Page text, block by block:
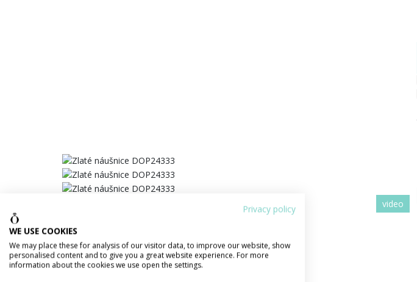
video
Privacy policy
WE USE COOKIES
We may place these for analysis of our visitor data, to improve our website, show
personalised content and to give you a great website experience. For more
information about the cookies we use open the settings.